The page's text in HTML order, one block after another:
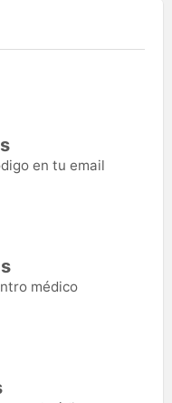
en tu email
médico